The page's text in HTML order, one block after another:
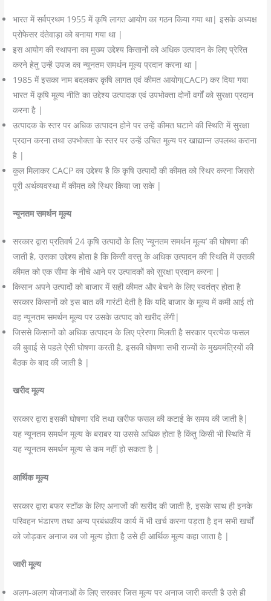
भारत में सर्वप्रथम 1955 में कृषि लागत आयोग का गठन किया गया था| इसके अध्यक्ष
प्रोफेसर दंतेवाड़ा को बनाया गया था |
इस आयोग की स्थापना का मुख्य उद्देश्य किसानों को अधिक उत्पादन के लिए प्रेरित
करने हेतु उन्हें उपज का न्यूनतम समर्थन मूल्य प्रदान करना था |
1985 में इसका नाम बदलकर कृषि लागत एवं कीमत आयोग(CACP) कर दिया गया
भारत में कृषि मूल्य नीति का उद्देश्य उत्पादक एवं उपभोक्ता दोनों वर्गों को सुरक्षा प्रदान
करना है |
उत्पादक के स्तर पर अधिक उत्पादन होने पर उन्हें कीमत घटाने की स्थिति में सुरक्षा
प्रदान करना तथा उपभोक्ता के स्तर पर उन्हें उचित मूल्य पर खाद्यान्न उपलब्ध कराना
है |
कुल मिलाकर CACP का उद्देश्य है कि कृषि उत्पादों की कीमत को स्थिर करना जिससे
पूरी अर्थव्यवस्था में कीमत को स्थिर किया जा सके |
न्यूनतम समर्थन मूल्य
सरकार द्वारा प्रतिवर्ष 24 कृषि उत्पादों के लिए ‘न्यूनतम समर्थन मूल्य’ की घोषणा की
जाती है, उसका उद्देश्य होता है कि किसी वस्तु के अधिक उत्पादन की स्थिति में उसकी
कीमत को एक सीमा के नीचे आने पर उत्पादकों को सुरक्षा प्रदान करना |
किसान अपने उत्पादों को बाजार में सही कीमत और बेचने के लिए स्वतंत्र होता है
सरकार किसानों को इस बात की गारंटी देती है कि यदि बाजार के मूल्य में कमी आई तो
वह न्यूनतम समर्थन मूल्य पर उसके उत्पाद को खरीद लेंगी|
जिससे किसानों को अधिक उत्पादन के लिए प्रेरणा मिलती है सरकार प्रत्येक फसल
की बुवाई से पहले ऐसी घोषणा करती है, इसकी घोषणा सभी राज्यों के मुख्यमंत्रियों की
बैठक के बाद की जाती है |
खरीद मूल्य
सरकार द्वारा इसकी घोषणा रवि तथा खरीफ फसल की कटाई के समय की जाती है|
यह न्यूनतम समर्थन मूल्य के बराबर या उससे अधिक होता है किंतु किसी भी स्थिति में
यह न्यूनतम समर्थन मूल्य से कम नहीं हो सकता है |
आर्थिक मूल्य
सरकार द्वारा बफर स्टॉक के लिए अनाजों की खरीद की जाती है, इसके साथ ही इनके
परिवहन भंडारण तथा अन्य प्रबंधकीय कार्य में भी खर्च करना पड़ता है इन सभी खर्चों
को जोड़कर अनाज का जो मूल्य होता है उसे ही आर्थिक मूल्य कहा जाता है |
जारी मूल्य
अलग-अलग योजनाओं के लिए सरकार जिस मूल्य पर अनाज जारी करती है उसे ही